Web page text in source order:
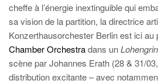
cheffe à l’énergie inextinguible qui
sa vision de la partition, la directrice
Konzerthausorchester Berlin est ici au
Chamber Orchestradans unLohengrin
scène par Johannes Erath (28 & 31/
distribution excitante – avec